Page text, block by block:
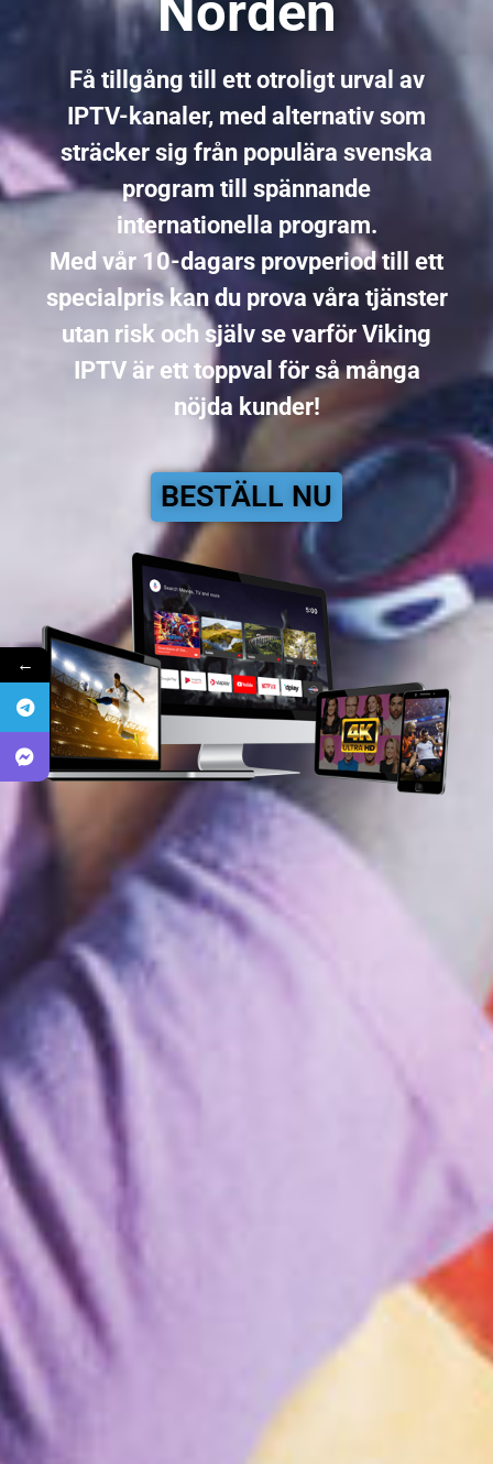
Norden
Få tillgång till ett otroligt urval av
IPTV-kanaler, med alternativ som
sträcker sig från populära svenska
program till spännande
internationella program.
Med vår 10-dagars provperiod till ett
specialpris kan du prova våra tjänster
utan risk och själv se varför Viking
IPTV är ett toppval för så många
nöjda kunder!
BESTÄLL NU
←